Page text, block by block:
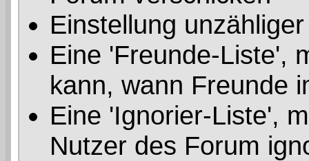
Einstellung
Eine 'Freunde-Liste',
kann, wann Freunde
Eine 'Ignorier-Liste',
Nutzer des Forum